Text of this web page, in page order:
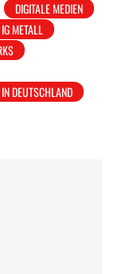
DIGITALE MEDIEN
IG METALL
DEUTSCHLAND